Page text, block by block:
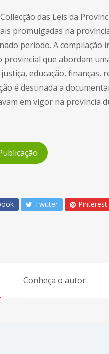
das Leis da
promulgadas na
período. A compilação
provincial que abordam
educação, finanças,
é destinada a
em vigor na província
Twitter Pinterest
Conheça o autor